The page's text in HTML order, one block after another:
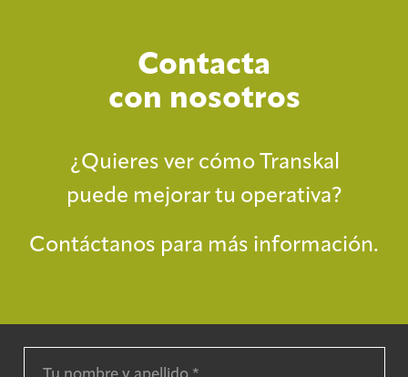
Contacta
con nosotros
¿Quieres ver cómo Transkal
puede mejorar tu operativa?
Contáctanos para más información.